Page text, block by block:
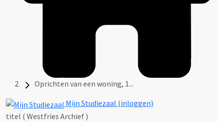
Oprichten van een woning, 1...
Mijn Studiezaal (inloggen)
titel ( Westfries Archief )